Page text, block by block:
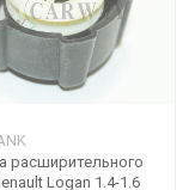
расширительного
Logan 1.4-1.6